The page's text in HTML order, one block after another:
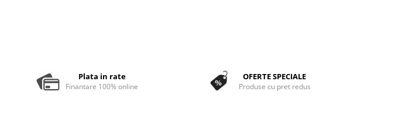
Plata in rate
Finantare 100% online
OFERTE SPECIALE
Produse cu pret redus